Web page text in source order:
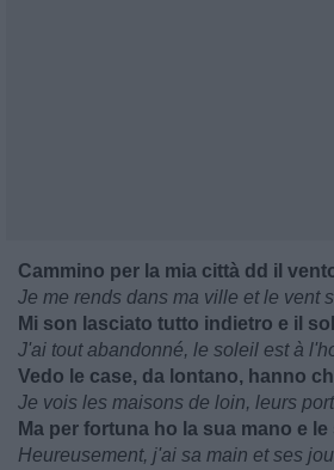
Cammino per la mia città dd il
Je me rends dans ma ville et le vent
Mi son lasciato tutto indietro e il
J'ai tout abandonné, le soleil est à
Vedo le case, da lontano, hanno
Je vois les maisons de loin, leurs
Ma per fortuna ho la sua mano e
Heureusement, j'ai sa main et ses